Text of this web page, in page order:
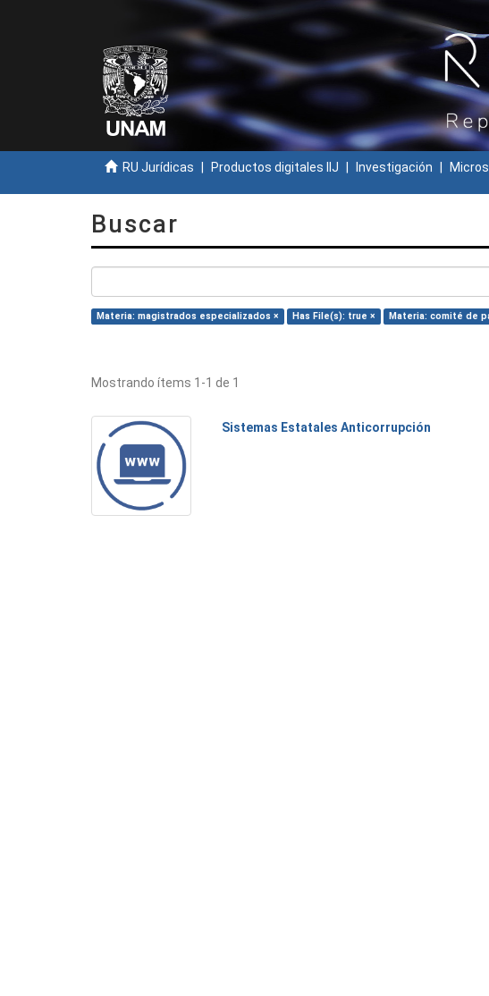
RU Jurídicas Productos digitales IIJ Investigación
Buscar
Materia: magistrados especializados × Has File(s): true × Materia: comité de
Mostrando ítems 1-1 de 1
Sistemas Estatales Anticorrupción